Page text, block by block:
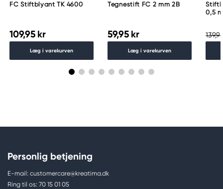
FC Stiftblyant TK 4600
109,95 kr
Læg i varekurven
Tegnestift FC 2 mm 2B
59,95 kr
Læg i varekurven
0,5
Personlig betjening
E-mail: customercare@kreatima.dk
Ring til os: 70 15 01 05